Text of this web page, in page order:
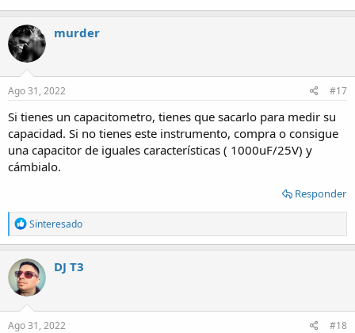
murder
Ago 31, 2022 #17
Si tienes un capacitometro, tienes que sacarlo para medir su
capacidad. Si no tienes este instrumento, compra o consigue
una capacitor de iguales características ( 1000uF/25V) y
cámbialo.
Responder
R
e
a
c
t
i
o
n
s
Sinteresado
DJ T3
Ago 31, 2022 #18